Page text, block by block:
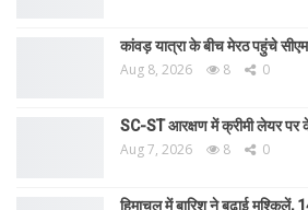
कांवड़ यात्रा के बीच मेरठ पहुंचे
Aug 8, 2026 8 0
SC-ST आरक्षण में क्रीमी लेयर
Aug 7, 2026 8 0
हिमाचल में बारिश ने बढ़ाई